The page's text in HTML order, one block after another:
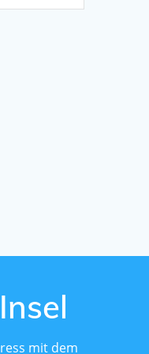
mit dem